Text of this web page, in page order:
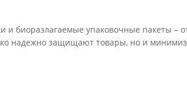
и биоразлагаемые упаковочные пакеты –
надежно защищают товары, но и